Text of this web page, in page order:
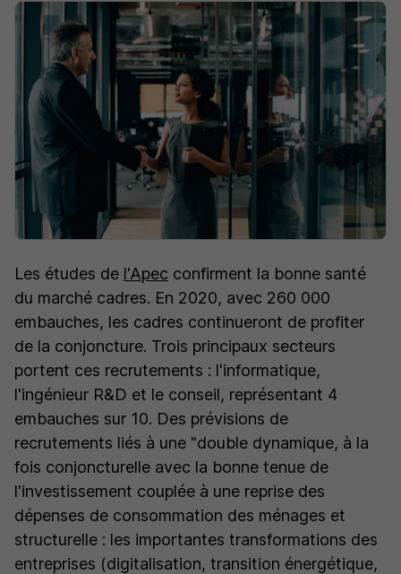
Les études de l'Apec confirment la bonne santé
du marché cadres. En 2020, avec 260 000
embauches, les cadres continueront de profiter
de la conjoncture. Trois principaux secteurs
portent ces recrutements : l'informatique,
l'ingénieur R&D et le conseil, représentant 4
embauches sur 10. Des prévisions de
recrutements liés à une "double dynamique, à la
fois conjoncturelle avec la bonne tenue de
l'investissement couplée à une reprise des
dépenses de consommation des ménages et
structurelle : les importantes transformations des
entreprises (digitalisation, transition énergétique,